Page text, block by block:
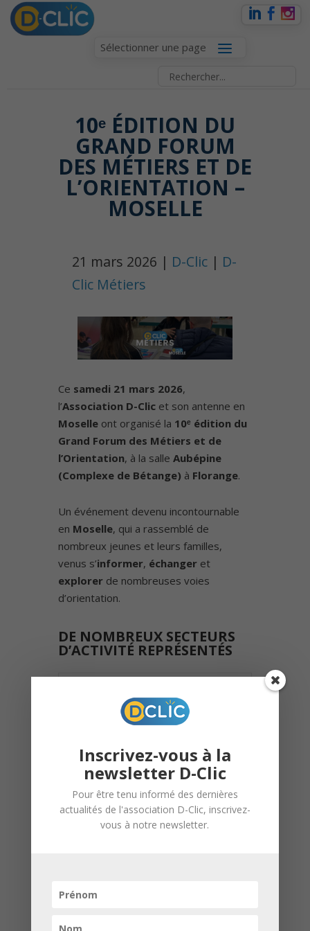
Sélectionner une page
10ᵉ ÉDITION DU
GRAND FORUM
DES MÉTIERS ET DE
L’ORIENTATION –
MOSELLE
21 mars 2026 | D-Clic | D-
Clic Métiers
Ce samedi 21 mars 2026,
l’Association D-Clic et son antenne en
Moselle ont organisé la 10ᵉ édition du
Grand Forum des Métiers et de
l’Orientation, à la salle Aubépine
(Complexe de Bétange) à Florange.
Un événement devenu incontournable
en Moselle, qui a rassemblé de
nombreux jeunes et leurs familles,
venus s’informer, échanger et
explorer de nombreuses voies
d’orientation.
DE NOMBREUX SECTEURS
D’ACTIVITÉ REPRÉSENTÉS
commerce, banque, numérique,
droit, social, communication,
Autant de domaines qui ont permis aux
participants de découvrir unegrande
diversité de métiers, de poser leurs
questions et de bénéficier deconseils
REMERCIEMENTS
Inscrivez-vous à la
newsletter D-Clic
Pour être tenu informé des dernières
actualités de l'association D-Clic, inscrivez-
vous à notre newsletter.